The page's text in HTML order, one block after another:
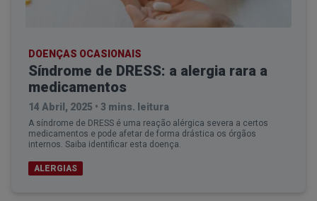
DOENÇAS OCASIONAIS
Síndrome de DRESS: a alergia rara a
medicamentos
14 Abril, 2025 • 3 mins. leitura
A síndrome de DRESS é uma reação alérgica severa a certos
medicamentos e pode afetar de forma drástica os órgãos
internos. Saiba identificar esta doença.
ALERGIAS